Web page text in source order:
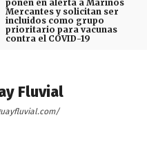
ponen en alerta a Marinos
Mercantes y solicitan ser
incluidos como grupo
prioritario para vacunas
contra el COVID-19
Fluvial